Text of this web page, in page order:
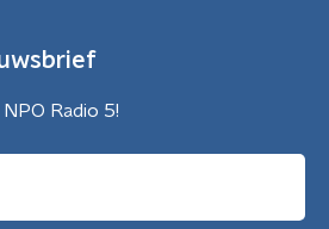
NPO Radio 5!